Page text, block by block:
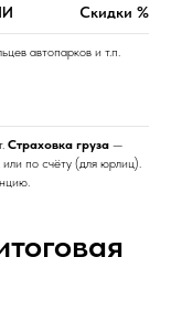
Скидки %
автопарков и т.п.
Страховка груза —
по счёту (для юрлиц).